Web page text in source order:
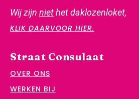
Wij zijn niethet daklozenloket,
KLIK DAARVOOR HIER.
Straat Consulaat
OVER ONS
WERKEN BIJ